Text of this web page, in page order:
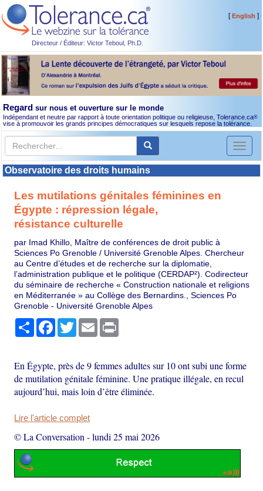
Directeur / Éditeur: Victor Teboul, Ph.D.
[English ]
Regard sur nous et ouverture sur le monde
Indépendant et neutre par rapport à toute orientation politique ou religieuse, Tolerance.ca®
vise à promouvoir les grands principes démocratiques sur lesquels repose la tolérance.
Toggle
Observatoire des droits humains
Les mutilations génitales féminines en
Égypte : répression légale,
résistance culturelle
par Imad Khillo, Maître de conférences de droit public à
Sciences Po Grenoble / Université Grenoble Alpes. Chercheur
au Centre d’études et de recherche sur la diplomatie,
l’administration publique et le politique (CERDAP²). Codirecteur
du séminaire de recherche « Construction nationale et religions
en Méditerranée » au Collège des Bernardins., Sciences Po
Grenoble - Université Grenoble Alpes
PartagerFacebook
TwitterEmail
En Égypte, près de 9 femmes adultes sur 10 ont subi une forme
de mutilation génitale féminine. Une pratique illégale, en recul
aujourd’hui, mais loin d’être éliminée.
Lire l'article complet
© La Conversation -lundi 25 mai 2026